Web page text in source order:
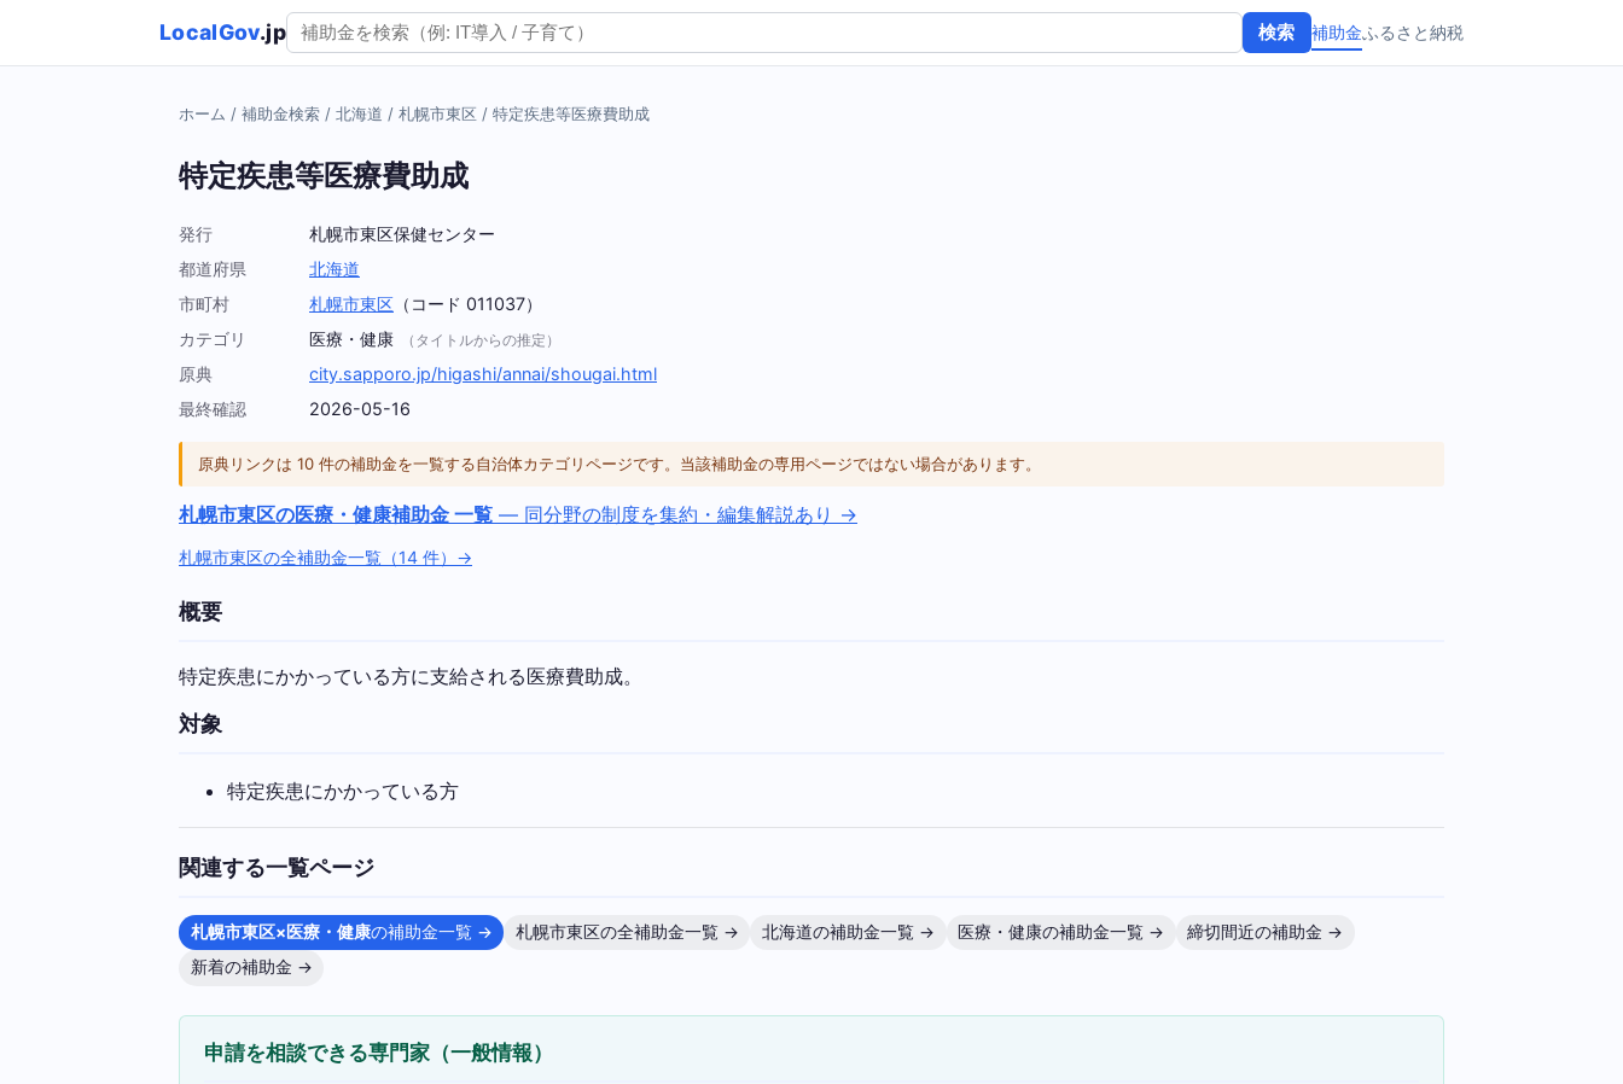
LocalGov.jp 検索 補助金ふるさと納税
ホーム / 補助金検索 / 北海道 / 札幌市東区 / 特定疾患等医療費助成
特定疾患等医療費助成
発行
札幌市東区保健センター
都道府県
北海道
市町村
札幌市東区 （コード 011037）
カテゴリ
医療・健康 （タイトルからの推定）
原典
city.sapporo.jp/higashi/annai/shougai.html
最終確認
2026-05-16
原典リンクは 10 件の補助金を一覧する自治体カテゴリページです。当該補助金の専用ページではない場合があります。
札幌市東区の医療・健康補助金 一覧 — 同分野の制度を集約・編集解説あり →
札幌市東区の全補助金一覧（14 件）→
概要
特定疾患にかかっている方に支給される医療費助成。
対象
特定疾患にかかっている方
関連する一覧ページ
札幌市東区×医療・健康の補助金一覧 → 札幌市東区の全補助金一覧 → 北海道の補助金一覧 → 医療・健康の補助金一覧 →
締切間近の補助金 →
新着の補助金 →
申請を相談できる専門家（一般情報）